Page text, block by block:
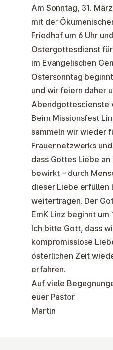
Am Sonntag, 31.
mit der
Friedhof um 6 Uhr
Ostergottesdienst
im Evangelischen
Ostersonntag
und wir feiern daher
Abendgottesdienste
Beim Missionsfest
sammeln wir wieder
Frauennetzwerks
dass Gottes Liebe
bewirkt – durch
dieser Liebe erfüllen
weitertragen. Der
EmK Linz beginnt um
Ich bitte Gott, dass
kompromisslose
österlichen Zeit
erfahren.
Auf viele
euer Pastor
Martin